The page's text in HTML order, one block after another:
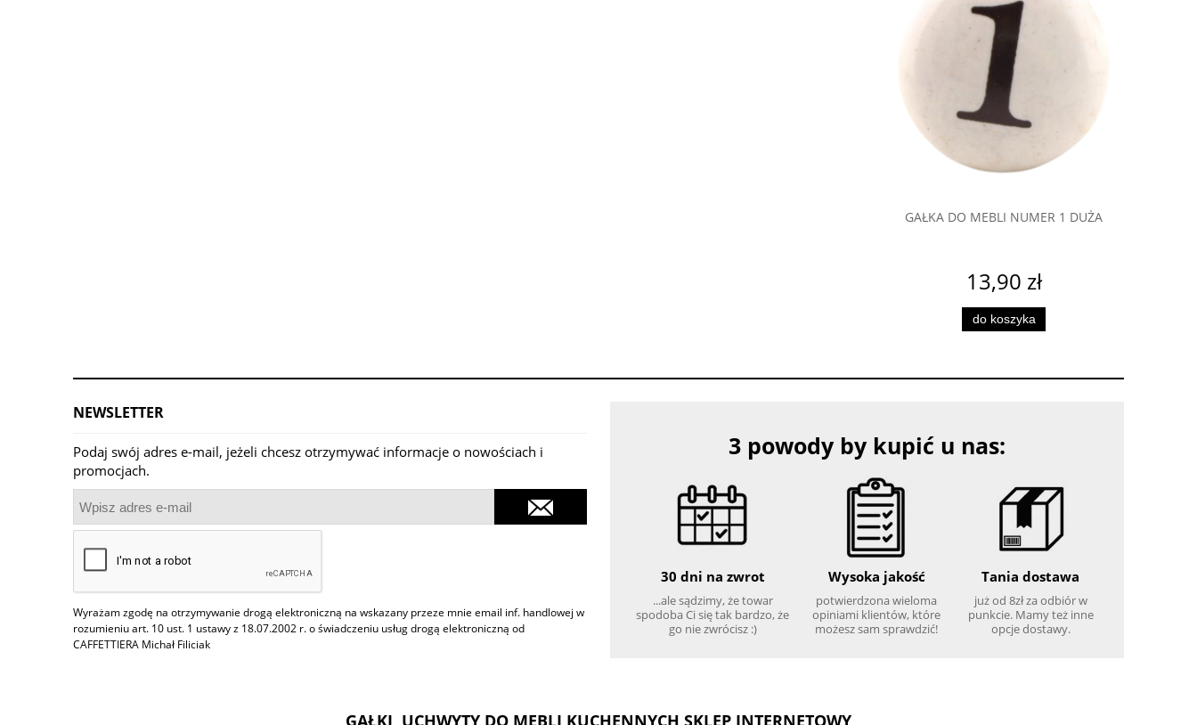
GAŁKA DO MEBLI NUMER 1 DUŻA
13,90 zł
do koszyka
NEWSLETTER
Podaj swój adres e-mail, jeżeli chcesz otrzymywać informacje o nowościach i
promocjach.
Wyrażam zgodę na otrzymywanie drogą elektroniczną na wskazany przeze mnie email inf. handlowej w
rozumieniu art. 10 ust. 1 ustawy z 18.07.2002 r. o świadczeniu usług drogą elektroniczną od
CAFFETTIERA Michał Filiciak
3 powody by kupić u nas:
30 dni na zwrot
...ale sądzimy, że towar
spodoba Ci się tak bardzo, że
go nie zwrócisz :)
Wysoka jakość
potwierdzona wieloma
opiniami klientów, które
możesz sam sprawdzić!
Tania dostawa
już od 8zł za odbiór w
punkcie. Mamy też inne
opcje dostawy.
GAŁKI, UCHWYTY DO MEBLI KUCHENNYCH SKLEP INTERNETOWY